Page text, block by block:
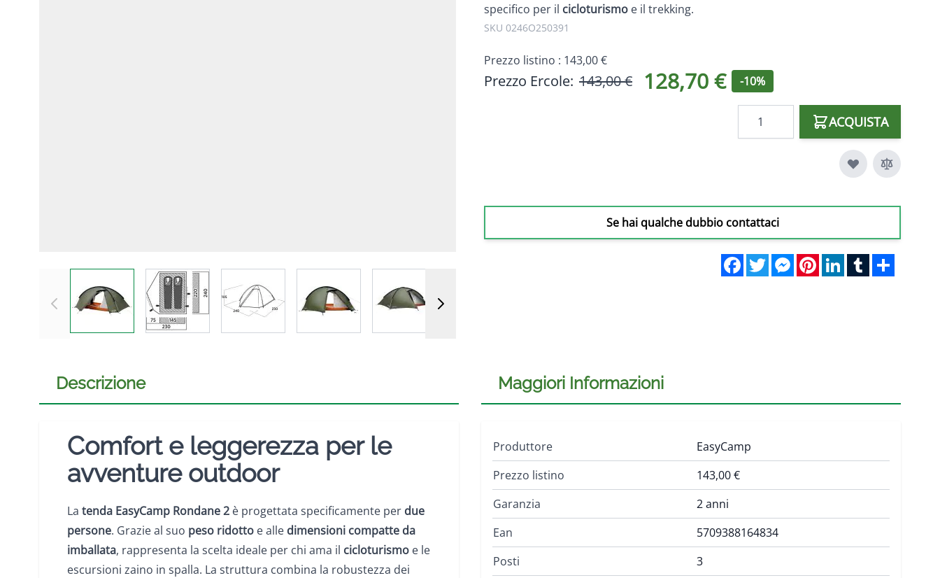
View larger imageView larger image
specifico per il cicloturismo e il trekking.
SKU 0246O250391
Prezzo listino : 143,00 €
Prezzo Ercole: 143,00 € 128,70 € -10%
ACQUISTA
Se hai qualche dubbio contattaci
FacebookTwitterMessengerPinterestLinkedInTumblr
Descrizione
Comfort e leggerezza per le
avventure outdoor
La tenda EasyCamp Rondane 2 è progettata specificamente per due
persone. Grazie al suo peso ridotto e alle dimensioni compatte da
imballata, rappresenta la scelta ideale per chi ama il cicloturismo e le
escursioni zaino in spalla. La struttura combina la robustezza dei
Maggiori Informazioni
Produttore
EasyCamp
Prezzo listino
143,00 €
Garanzia
2 anni
Ean
5709388164834
Posti
3